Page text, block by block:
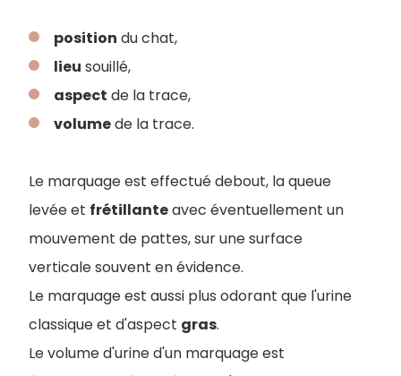
position du chat,
lieu souillé,
aspect de la trace,
volumede la trace.
Le marquage est effectué debout, la queue
levée et frétillanteavec éventuellement un
mouvement de pattes, sur une surface
verticale souvent en évidence.
Le marquage est aussi plus odorant que l'urine
classique et d'aspect gras.
Le volume d'urine d'un marquage est